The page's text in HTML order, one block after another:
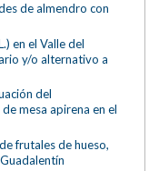
de almendro con
en el Valle del
y/o alternativo a
del
mesa apirena en el
frutales de hueso,